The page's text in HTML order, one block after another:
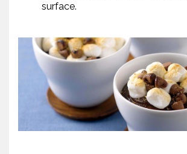
surface.